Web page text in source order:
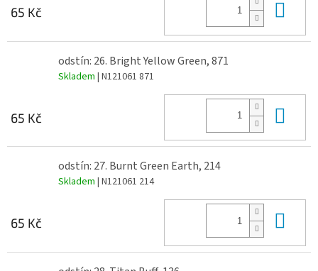
65 Kč
odstín: 26. Bright Yellow Green, 871
Skladem | N121061 871
65 Kč
odstín: 27. Burnt Green Earth, 214
Skladem | N121061 214
65 Kč